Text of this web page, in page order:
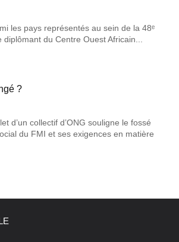
les pays représentés au sein de la 48ᵉ
du Centre Ouest Africain...
?
d’un collectif d’ONG souligne le fossé
du FMI et ses exigences en matière